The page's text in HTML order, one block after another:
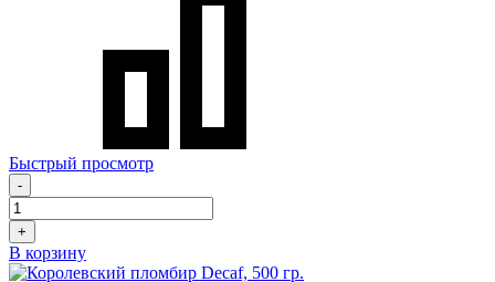
Быстрый просмотр
-
+
В корзину